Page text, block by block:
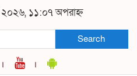
১১:০৭ অপরাহ্ন
Search